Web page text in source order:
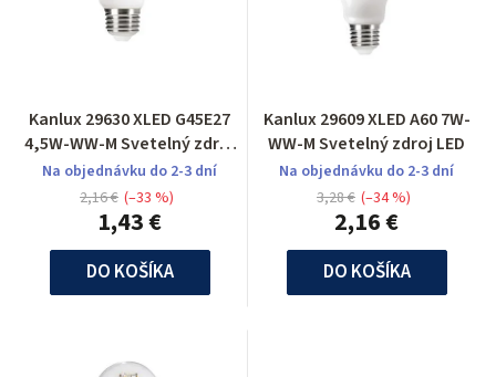
Kanlux 29630 XLED G45E27
4,5W-WW-M Svetelný zdroj
LED
Na objednávku do 2-3 dní
1,43 €
2,16 € (–33 %)
DO KOŠÍKA
Kanlux 29609 XLED A60 7W-
WW-M Svetelný zdroj LED
Na objednávku do 2-3 dní
2,16 €
3,28 € (–34 %)
DO KOŠÍKA